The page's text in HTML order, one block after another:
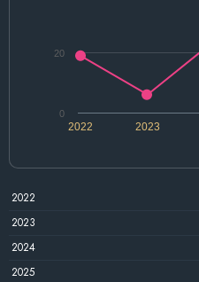
2022 2023
0
20
2022
2023
2024
2025